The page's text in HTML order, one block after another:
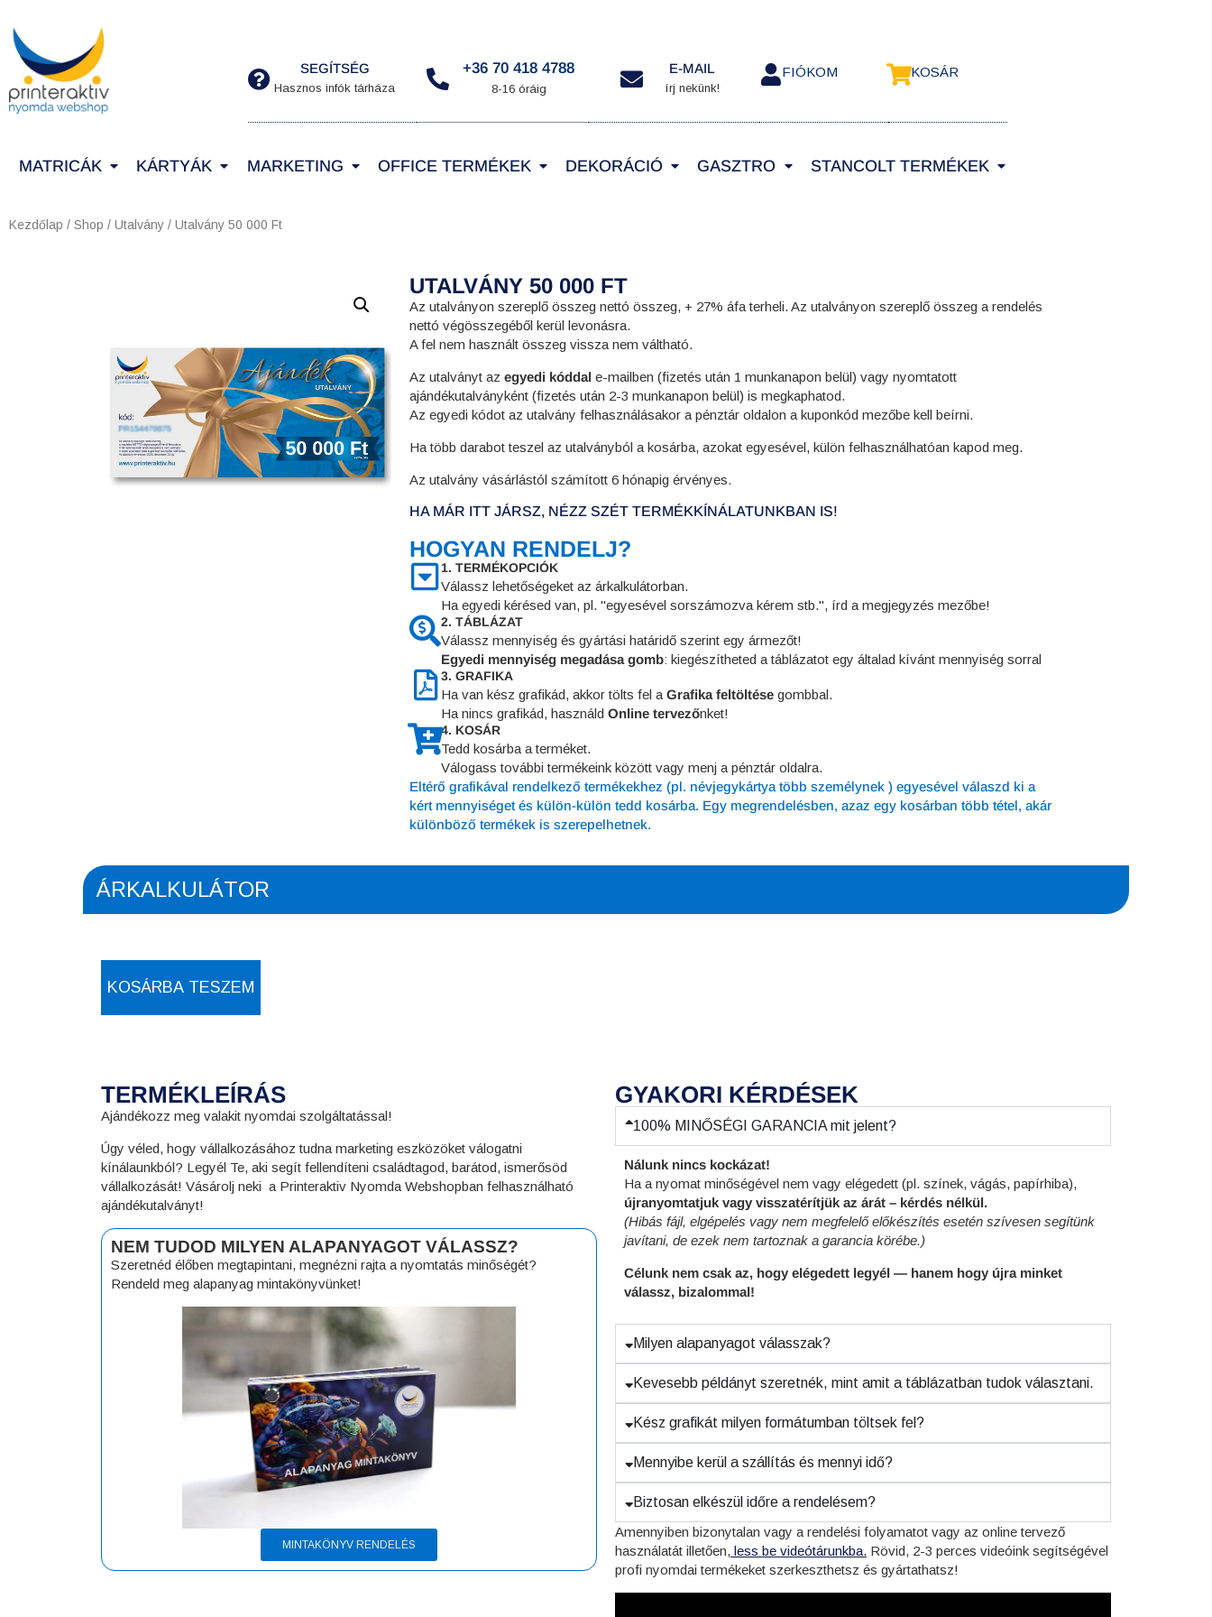
SEGÍTSÉG
Hasznos infók tárháza
+36 70 418 4788
8-16 óráig
E-MAIL
írj nekünk!
FIÓKOM KOSÁR
MATRICÁK KÁRTYÁK MARKETING OFFICE TERMÉKEK DEKORÁCIÓ GASZTRO STANCOLT TERMÉKEK
Kezdőlap / Shop / Utalvány / Utalvány 50 000 Ft
UTALVÁNY 50 000 FT
Az utalványon szereplő összeg nettó összeg, + 27% áfa terheli. Az utalványon szereplő összeg a rendelés
nettó végösszegéből kerül levonásra.
A fel nem használt összeg vissza nem váltható.
Az utalványt az egyedi kóddal e-mailben (fizetés után 1 munkanapon belül) vagy nyomtatott
ajándékutalványként (fizetés után 2-3 munkanapon belül) is megkaphatod.
Az egyedi kódot az utalvány felhasználásakor a pénztár oldalon a kuponkód mezőbe kell beírni.
Ha több darabot teszel az utalványból a kosárba, azokat egyesével, külön felhasználhatóan kapod meg.
Az utalvány vásárlástól számított 6 hónapig érvényes.
HA MÁR ITT JÁRSZ, NÉZZ SZÉT TERMÉKKÍNÁLATUNKBAN IS!
HOGYAN RENDELJ?
1. TERMÉKOPCIÓK
Válassz lehetőségeket az árkalkulátorban.
Ha egyedi kérésed van, pl. "egyesével sorszámozva kérem stb.", írd a megjegyzés mezőbe!
2. TÁBLÁZAT
Válassz mennyiség és gyártási határidő szerint egy ármezőt!
Egyedi mennyiség megadása gomb: kiegészítheted a táblázatot egy általad kívánt mennyiség sorral
3. GRAFIKA
Ha van kész grafikád, akkor tölts fel a Grafika feltöltése gombbal.
Ha nincs grafikád, használd Online tervezőnket!
4. KOSÁR
Tedd kosárba a terméket.
Válogass további termékeink között vagy menj a pénztár oldalra.
Eltérő grafikával rendelkező termékekhez (pl. névjegykártya több személynek ) egyesével válaszd ki a
kért mennyiséget és külön-külön tedd kosárba. Egy megrendelésben, azaz egy kosárban több tétel, akár
különböző termékek is szerepelhetnek.
ÁRKALKULÁTOR
KOSÁRBA TESZEM
TERMÉKLEÍRÁS
Ajándékozz meg valakit nyomdai szolgáltatással!
Úgy véled, hogy vállalkozásához tudna marketing eszközöket válogatni
kínálaunkból? Legyél Te, aki segít fellendíteni családtagod, barátod, ismerősöd
vállalkozását! Vásárolj neki a Printeraktiv Nyomda Webshopban felhasználható
ajándékutalványt!
NEM TUDOD MILYEN ALAPANYAGOT VÁLASSZ?
Szeretnéd élőben megtapintani, megnézni rajta a nyomtatás minőségét?
Rendeld meg alapanyag mintakönyvünket!
MINTAKÖNYV RENDELÉS
GYAKORI KÉRDÉSEK
100% MINŐSÉGI GARANCIA mit jelent?
Nálunk nincs kockázat!
Ha a nyomat minőségével nem vagy elégedett (pl. színek, vágás, papírhiba),
újranyomtatjuk vagy visszatérítjük az árát – kérdés nélkül.
(Hibás fájl, elgépelés vagy nem megfelelő előkészítés esetén szívesen segítünk
javítani, de ezek nem tartoznak a garancia körébe.)
Célunk nem csak az, hogy elégedett legyél — hanem hogy újra minket
válassz, bizalommal!
Milyen alapanyagot válasszak?
Kevesebb példányt szeretnék, mint amit a táblázatban tudok választani.
Kész grafikát milyen formátumban töltsek fel?
Mennyibe kerül a szállítás és mennyi idő?
Biztosan elkészül időre a rendelésem?
Amennyiben bizonytalan vagy a rendelési folyamatot vagy az online tervező
használatát illetően, less be videótárunkba. Rövid, 2-3 perces videóink segítségével
profi nyomdai termékeket szerkeszthetsz és gyártathatsz!